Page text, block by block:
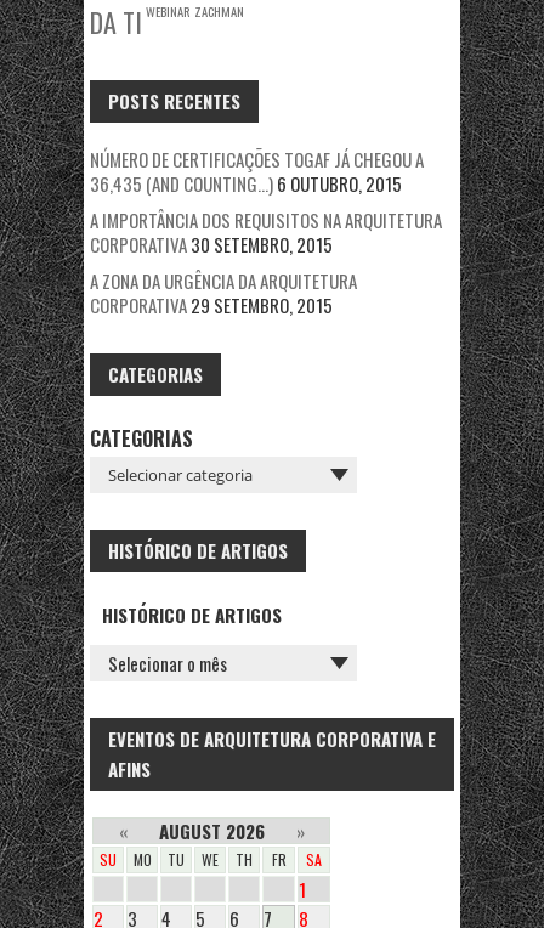
DA TI WEBINAR ZACHMAN
POSTS RECENTES
NÚMERO DE CERTIFICAÇÕES TOGAF JÁ CHEGOU A
36,435 (AND COUNTING…)6 OUTUBRO, 2015
A IMPORTÂNCIA DOS REQUISITOS NA ARQUITETURA
CORPORATIVA30 SETEMBRO, 2015
A ZONA DA URGÊNCIA DA ARQUITETURA
CORPORATIVA29 SETEMBRO, 2015
CATEGORIAS
CATEGORIAS
HISTÓRICO DE ARTIGOS
HISTÓRICO DE ARTIGOS
EVENTOS DE ARQUITETURA CORPORATIVA E
AFINS
« AUGUST 2026 »
SU MO TU WE TH FR SA
1
2
3 4 5 6 7
8